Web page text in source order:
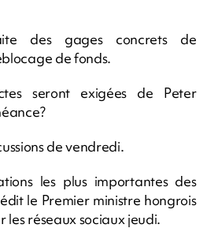
des gages concrets de
de fonds.
seront exigées de Peter
de vendredi.
les plus importantes des
le Premier ministre hongrois
les réseaux sociaux jeudi.